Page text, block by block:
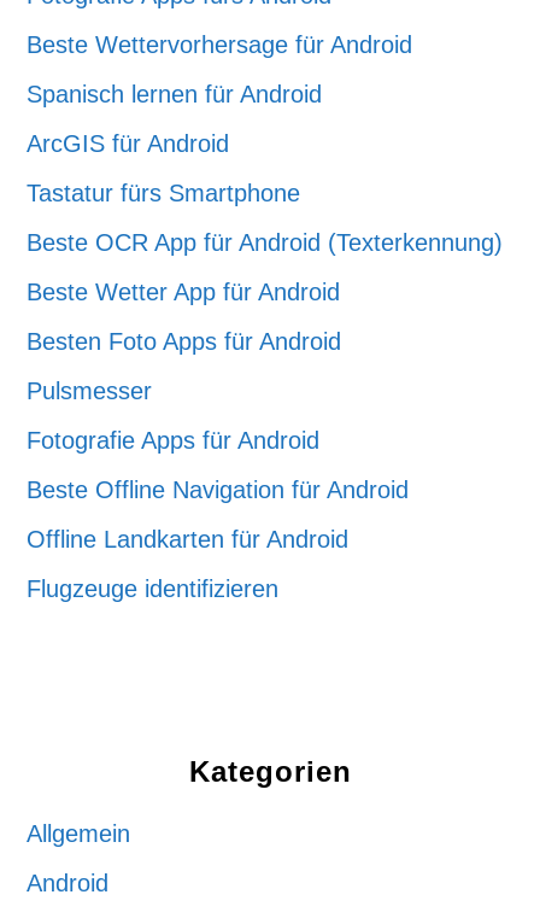
Beste Wettervorhersage für Android
Spanisch lernen für Android
ArcGIS für Android
Tastatur fürs Smartphone
Beste OCR App für Android (Texterkennung)
Beste Wetter App für Android
Besten Foto Apps für Android
Pulsmesser
Fotografie Apps für Android
Beste Offline Navigation für Android
Offline Landkarten für Android
Flugzeuge identifizieren
Kategorien
Allgemein
Android